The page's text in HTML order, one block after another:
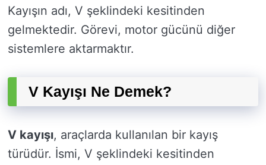
Kayışın adı, V şeklindeki kesitinden
gelmektedir. Görevi, motor gücünü diğer
sistemlere aktarmaktır.
V Kayışı Ne Demek?
V kayışı, araçlarda kullanılan bir kayış
türüdür. İsmi, V şeklindeki kesitinden